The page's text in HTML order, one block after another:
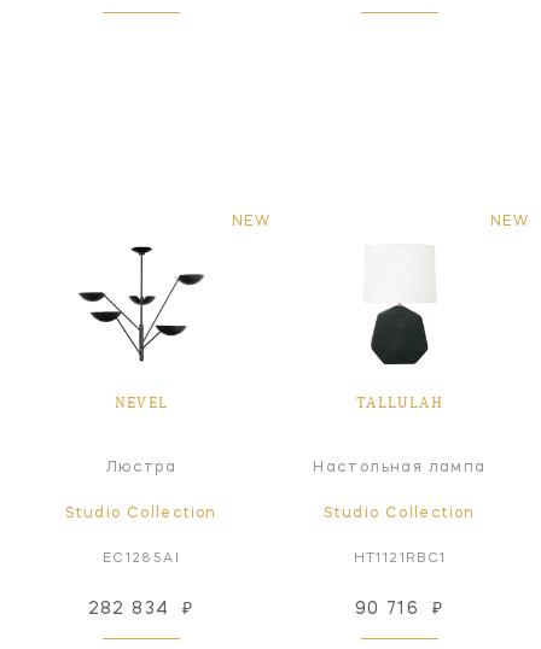
NEW
NEVEL
Люстра
Studio Collection
EC1285AI
282 834 ₽
NEW
TALLULAH
Настольная лампа
Studio Collection
HT1121RBC1
90 716 ₽